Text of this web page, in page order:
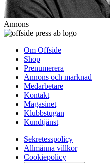
Annons
Om Offside
Shop
Prenumerera
Annons och marknad
Medarbetare
Kontakt
Magasinet
Klubbstugan
Kundtjänst
Sekretesspolicy
Allmänna villkor
Cookiepolicy